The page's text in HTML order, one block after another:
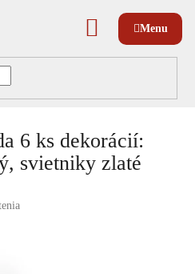
NÁKUPNÝ
KOŠÍK
6 ks dekorácií:
svietniky zlaté